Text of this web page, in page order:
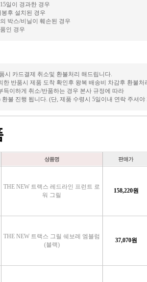
일이 경과한 경우
후 설치된 경우
박스/비닐이 훼손된 경우
인 경우
시 카드결제 취소및 환불처리 해드립니다.
한 반품시 제품 도착 확인후 왕복 배송비 차감후 환불처
득이하게 취소/반품하는 경우 본사 규정에 따라
환불 진행 됩니다. (단, 제품 수령시 5일이내 연락 주셔야
THE NEW 트랙스 레드라인 프런트 로
워 그릴
158,220원
THE NEW 트랙스 그릴 쉐보레 엠블럼
(블랙)
37,070원